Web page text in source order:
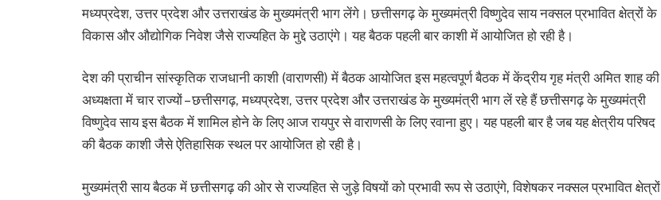
मध्यप्रदेश, उत्तर प्रदेश और उत्तराखंड के मुख्यमंत्री भाग लेंगे। छत्तीसगढ़ के मुख्यमंत्री विष्णुदेव साय नक्सल प्रभावित क्षेत्रों के
विकास और औद्योगिक निवेश जैसे राज्यहित के मुद्दे उठाएंगे। यह बैठक पहली बार काशी में आयोजित हो रही है।
देश की प्राचीन सांस्कृतिक राजधानी काशी (वाराणसी) में बैठक आयोजित इस महत्वपूर्ण बैठक में केंद्रीय गृह मंत्री अमित शाह की
अध्यक्षता में चार राज्यों – छत्तीसगढ़, मध्यप्रदेश, उत्तर प्रदेश और उत्तराखंड के मुख्यमंत्री भाग लें रहे हैं छत्तीसगढ़ के मुख्यमंत्री
विष्णुदेव साय इस बैठक में शामिल होने के लिए आज रायपुर से वाराणसी के लिए रवाना हुए। यह पहली बार है जब यह क्षेत्रीय परिषद
की बैठक काशी जैसे ऐतिहासिक स्थल पर आयोजित हो रही है।
मुख्यमंत्री साय बैठक में छत्तीसगढ़ की ओर से राज्यहित से जुड़े विषयों को प्रभावी रूप से उठाएंगे, विशेषकर नक्सल प्रभावित क्षेत्रों